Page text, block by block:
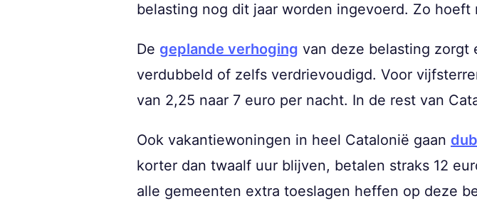
belasting nog dit jaar worden ingevoerd. Zo
De geplande verhoging van deze belasting zorgt
verdubbeld of zelfs verdrievoudigd. Voor
van 2,25 naar 7 euro per nacht. In de rest van
Ook vakantiewoningen in heel Catalonië gaan
korter dan twaalf uur blijven, betalen straks 12
alle gemeenten extra toeslagen heffen op deze